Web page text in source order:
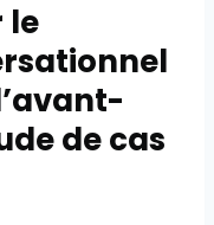
le
de cas